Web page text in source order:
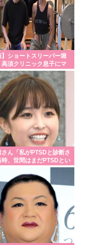
者数 (前月比)結果:-2.3
:+4.1%予想:+4.2%、
改善急務=調理できず
戸超
ドリ、レアル入り目
メディア伝える 4年
額、1人あたり58万円
本人の4.6倍
語使え💢」AI「了解し
いますか？」👈これ
何の取り柄もないス
の不思議だよな、普
】ショートスリーパー堀
高須クリニック息子にマ
！怖すぎると話題に
ん「私がPTSDと診断さ
時、世間はまだPTSDとい
は浸透されていませんで